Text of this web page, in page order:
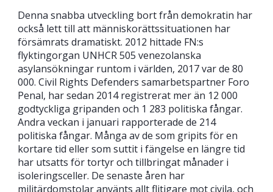
Denna snabba utveckling bort från demokratin har
också lett till att människorättssituationen har
försämrats dramatiskt. 2012 hittade FN:s
flyktingorgan UNHCR 505 venezolanska
asylansökningar runtom i världen, 2017 var de 80
000. Civil Rights Defenders samarbetspartner Foro
Penal, har sedan 2014 registrerat mer än 12 000
godtyckliga gripanden och 1 283 politiska fångar.
Andra veckan i januari rapporterade de 214
politiska fångar. Många av de som gripits för en
kortare tid eller som suttit i fängelse en längre tid
har utsatts för tortyr och tillbringat månader i
isoleringsceller. De senaste åren har
militärdomstolar använts allt flitigare mot civila, och